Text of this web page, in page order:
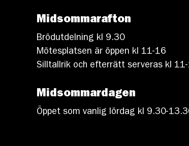
Midsommarafton
Brödutdelning kl 9.30
Mötesplatsen är öppen kl 11-16
Silltallrik och efterrätt serveras kl
Midsommardagen
Öppet som vanlig lördag kl 9.30-